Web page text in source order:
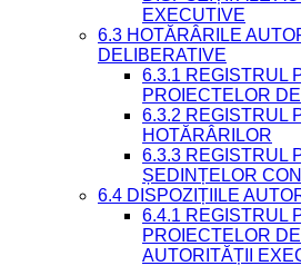
EXECUTIVE
6.3 HOTĂRÂRILE
DELIBERATIVE
6.3.1 REGISTRUL
PROIECTELOR
6.3.2 REGISTRUL
HOTĂRÂRILOR
6.3.3 REGISTRUL
ȘEDINȚELOR
6.4 DISPOZIȚIILE
6.4.1 REGISTRUL
PROIECTELOR
AUTORITĂȚII